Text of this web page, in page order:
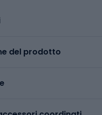
del prodotto